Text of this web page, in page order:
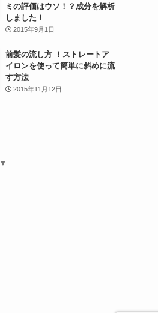
ミの評価はウソ！？成分を解析
しました！
2015年9月1日
前髪の流し方 ！ストレートア
イロンを使って簡単に斜めに流
す方法
2015年11月12日
▼